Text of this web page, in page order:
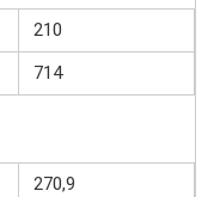
210
714
270,9